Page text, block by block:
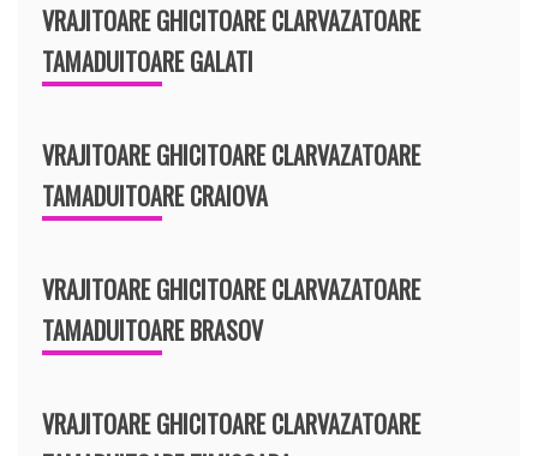
VRAJITOARE GHICITOARE CLARVAZATOARE
TAMADUITOARE GALATI
VRAJITOARE GHICITOARE CLARVAZATOARE
TAMADUITOARE CRAIOVA
VRAJITOARE GHICITOARE CLARVAZATOARE
TAMADUITOARE BRASOV
VRAJITOARE GHICITOARE CLARVAZATOARE